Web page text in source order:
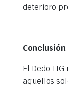
deterioro
Conclusión
El Dedo
aquellos